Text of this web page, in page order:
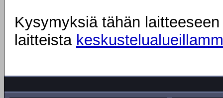
Kysymyksiä tähän
laitteista